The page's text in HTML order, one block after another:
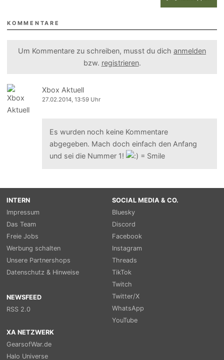
KOMMENTARE
Um Kommentare zu schreiben, musst du dich anmelden
bzw. registrieren.
Xbox Aktuell
27.02.2014, 13:59 Uhr
Es wurden noch keine Kommentare
abgegeben. Mach doch einfach den Anfang
und sei die Nummer 1!
INTERN
Impressum
Das Team
Freie Jobs
Werbung schalten
Unsere Partnershops
Datenschutz & Hinweise
NEWSFEED
RSS 2.0
SOCIAL MEDIA & CO.
Bluesky
Discord
Facebook
Instagram
Threads
TikTok
Twitch
Twitter/X
WhatsApp
YouTube
XA NETZWERK
GearsofWar.de
Halo Universe